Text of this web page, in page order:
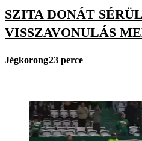
SZITA DONÁT
VISSZAVONULÁS
Jégkorong23 perce